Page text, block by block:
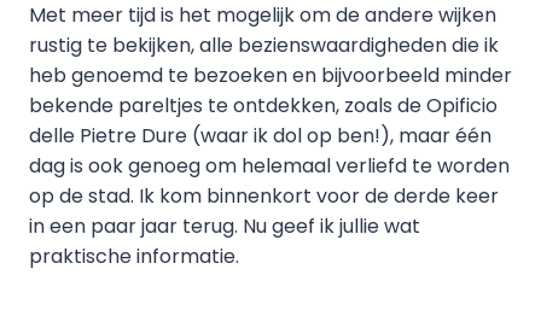
Met meer tijd is het mogelijk om de andere wijken
rustig te bekijken, alle bezienswaardigheden die ik
heb genoemd te bezoeken en bijvoorbeeld minder
bekende pareltjes te ontdekken, zoals de Opificio
delle Pietre Dure (waar ik dol op ben!), maar één
dag is ook genoeg om helemaal verliefd te worden
op de stad. Ik kom binnenkort voor de derde keer
in een paar jaar terug. Nu geef ik jullie wat
praktische informatie.